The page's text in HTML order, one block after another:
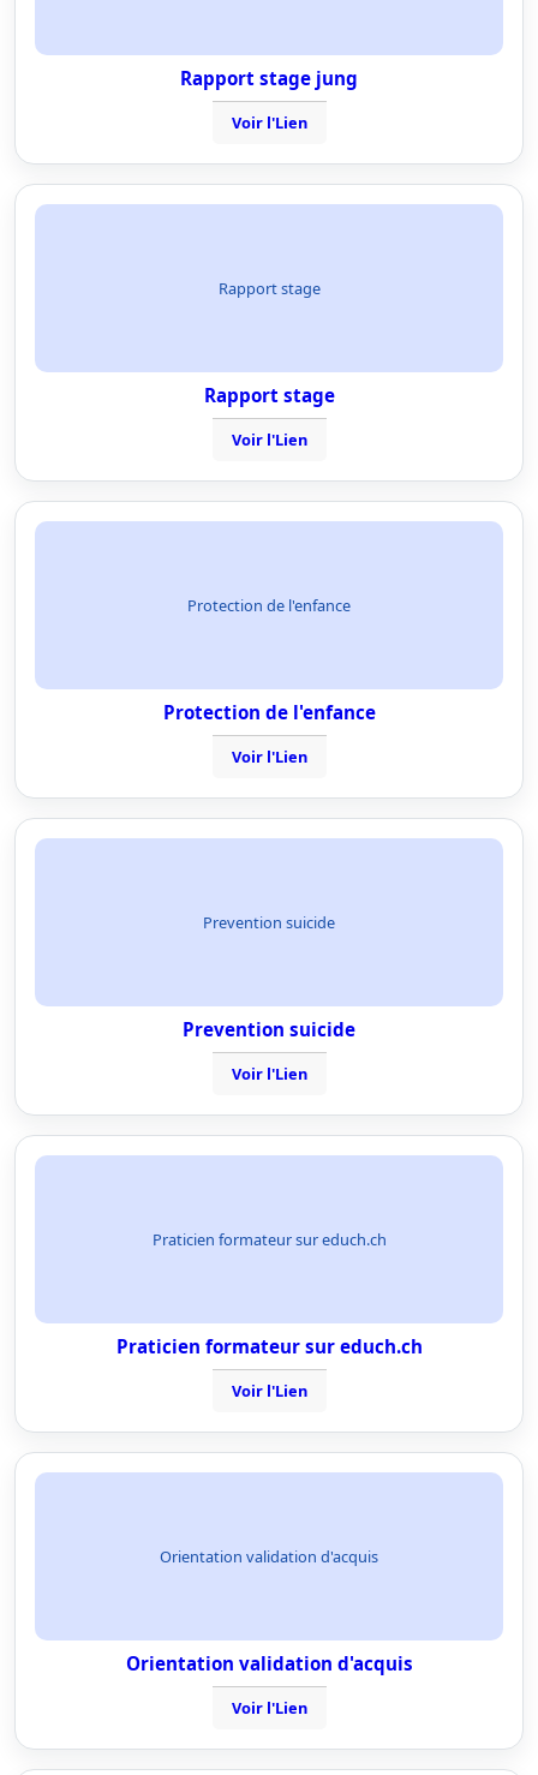
Rapport stage jung
Voir l'Lien
Rapport stage
Rapport stage
Voir l'Lien
Protection de l'enfance
Protection de l'enfance
Voir l'Lien
Prevention suicide
Prevention suicide
Voir l'Lien
Praticien formateur sur educh.ch
Praticien formateur sur educh.ch
Voir l'Lien
Orientation validation d'acquis
Orientation validation d'acquis
Voir l'Lien